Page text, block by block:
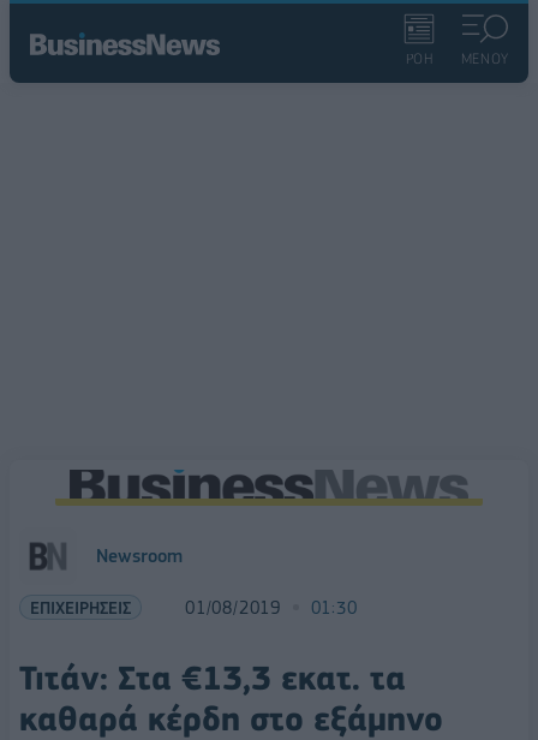
ΡΟΗ ΜΕΝΟΥ
Newsroom
ΕΠΙΧΕΙΡΗΣΕΙΣ 01/08/2019 01:30
Τιτάν: Στα €13,3 εκατ. τα
καθαρά κέρδη στο εξάμηνο